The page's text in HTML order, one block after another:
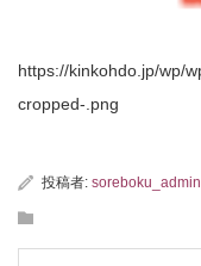
https://kinkohdo.jp/wp/
cropped-.png
投稿者: soreboku_admin